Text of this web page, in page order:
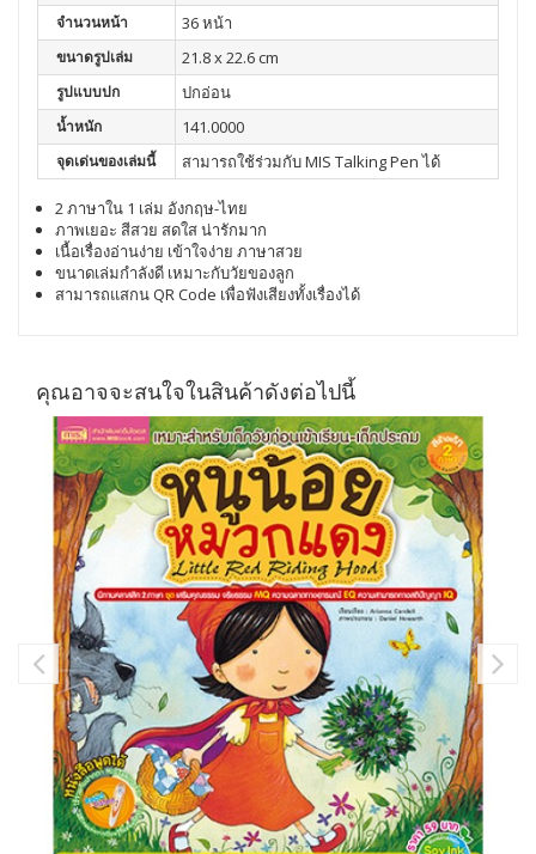
จำนวนหน้า 36 หน้า
ขนาดรูปเล่ม 21.8 x 22.6 cm
รูปแบบปก ปกอ่อน
น้ำหนัก 141.0000
จุดเด่นของเล่มนี้ สามารถใช้ร่วมกับ MIS Talking Pen ได้
2 ภาษาใน 1 เล่ม อังกฤษ-ไทย
ภาพเยอะ สีสวย สดใส น่ารักมาก
เนื้อเรื่องอ่านง่าย เข้าใจง่าย ภาษาสวย
ขนาดเล่มกำลังดี เหมาะกับวัยของลูก
สามารถแสกน QR Code เพื่อฟังเสียงทั้งเรื่องได้
คุณอาจจะสนใจในสินค้าดังต่อไปนี้